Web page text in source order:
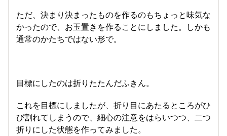
ただ、決まり決まったものを作るのもちょっと味気な
かったので、お玉置きを作ることにしました。しかも
通常のかたちではない形で。
目標にしたのは折りたたんだふきん。
これを目標にしましたが、折り目にあたるところがひ
び割れてしまうので、細心の注意をはらいつつ、二つ
折りにした状態を作ってみました。